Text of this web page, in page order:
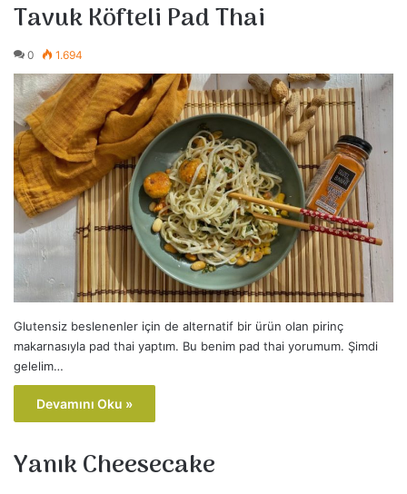
Tavuk Köfteli Pad Thai
0 1.694
Glutensiz beslenenler için de alternatif bir ürün olan pirinç
makarnasıyla pad thai yaptım. Bu benim pad thai yorumum. Şimdi
gelelim…
Devamını Oku »
Yanık Cheesecake